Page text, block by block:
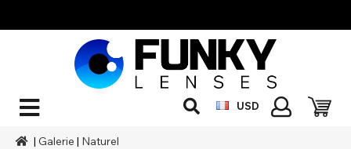
USD
| Galerie | Naturel